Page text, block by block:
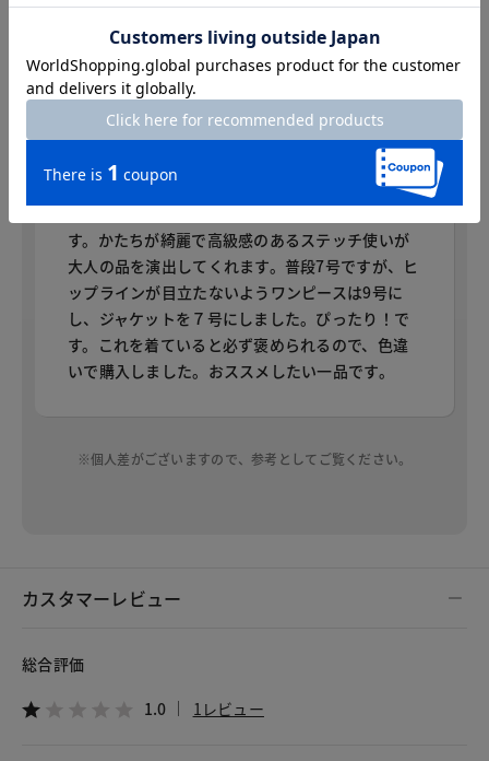
AS
身長：160cm
普段のサイズ：7号 着用サイズ：7号
伸縮性のある素材は別売のワンピースと合わせて
着用。スーツの堅苦しさがなく着心地が抜群！で
す。かたちが綺麗で高級感のあるステッチ使いが
大人の品を演出してくれます。普段7号ですが、ヒ
ップラインが目立たないようワンピースは9号に
し、ジャケットを７号にしました。ぴったり！で
す。これを着ていると必ず褒められるので、色違
いで購入しました。おススメしたい一品です。
※個人差がございますので、参考としてご覧ください。
カスタマーレビュー
総合評価
1.0 1レビュー